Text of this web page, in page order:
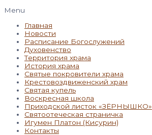
Menu
Главная
Новости
Расписание Богослужений
Духовенство
Территория храма
История храма
Святые покровители храма
Крестовоздвиженский храм
Святая купель
Воскресная школа
Приходской листок «ЗЁРНЫШКО»
Святоотеческая страничка
Игумен Платон (Кисурин)
Контакты